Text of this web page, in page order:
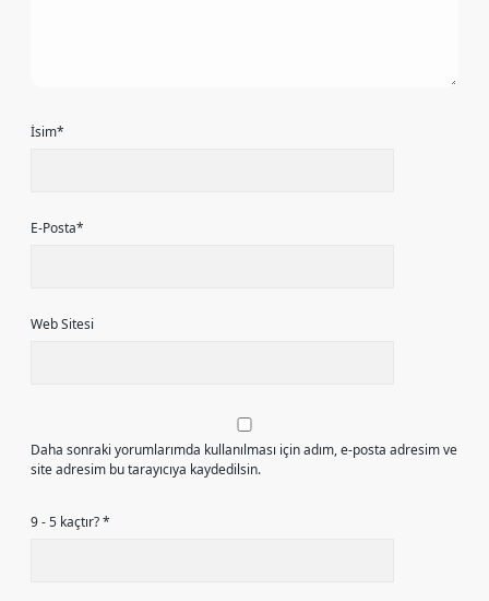
İsim*
E-Posta*
Web Sitesi
Daha sonraki yorumlarımda kullanılması için adım, e-posta adresim ve
site adresim bu tarayıcıya kaydedilsin.
9 - 5 kaçtır?*